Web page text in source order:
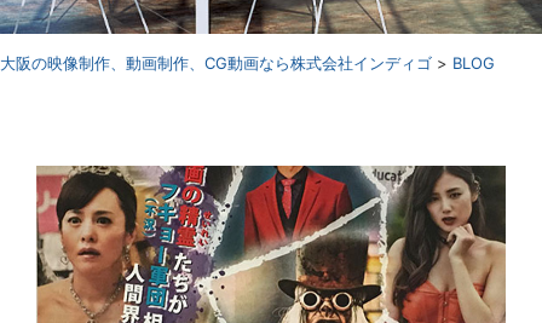
⼤阪の映像制作、動画制作、CG動画なら株式会社インディゴ > BLOG